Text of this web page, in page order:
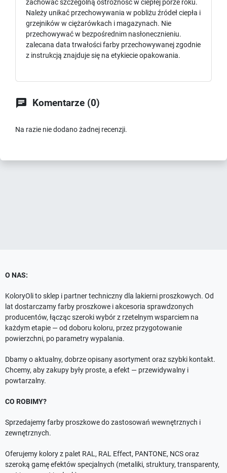
zachować szczególną ostrożność w ciepłej porze roku.
Należy unikać przechowywania w pobliżu źródeł ciepła i
grzejników w ciężarówkach i magazynach. Nie
przechowywać w bezpośrednim nasłonecznieniu.
zalecana data trwałości farby przechowywanej zgodnie
z instrukcją znajduje się na etykiecie opakowania.
 Komentarze (0)
Na razie nie dodano żadnej recenzji.
O NAS:
KoloryOli to sklep i partner techniczny dla lakierni proszkowych. Od
lat dostarczamy farby proszkowe i akcesoria sprawdzonych
producentów, łącząc szeroki wybór z rzetelnym wsparciem na
każdym etapie — od doboru koloru, przez przygotowanie
powierzchni, po parametry wypalania.
Dbamy o aktualny, dobrze opisany asortyment oraz szybki kontakt.
Chcemy, aby zakupy były proste, a efekt — przewidywalny i
powtarzalny.
CO ROBIMY?
Sprzedajemy farby proszkowe do zastosowań wewnętrznych i
zewnętrznych.
Oferujemy kolory z palet RAL, RAL Effect, PANTONE, NCS oraz
szeroką gamę efektów specjalnych (metaliki, struktury, transparenty,